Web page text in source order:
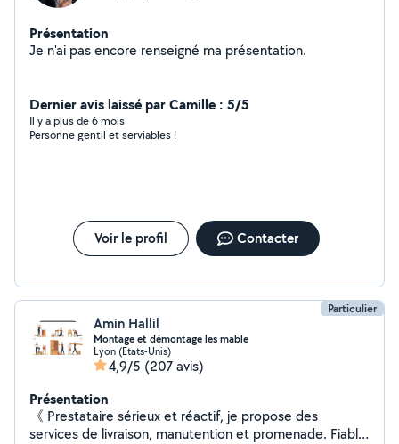
Présentation
Je n'ai pas encore renseigné ma présentation.
Dernier avis laissé par Camille : 5/5
Il y a plus de 6 mois
Personne gentil et serviables !
Voir le profil Contacter
Particulier
Amin Hallil
Montage et démontage les mable
Lyon (Etats-Unis)
4,9/5 (207 avis)
Présentation
《 Prestataire sérieux et réactif, je propose des
services de livraison, manutention et promenade. Fiable,